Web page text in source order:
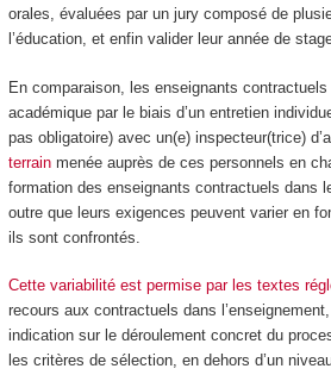
orales, évaluées par un jury composé de
l’éducation, et enfin valider leur année de
En comparaison, les enseignants
académique par le biais d’un entretien
pas obligatoire) avec un(e) inspecteur(trice)
terrainmenée auprès de ces personnels en
formation des enseignants contractuels dans
outre que leurs exigences peuvent varier en
ils sont confrontés.
Cette variabilité est permise par les textes
recours aux contractuels dans
indication sur le déroulement concret du
les critères de sélection, en dehors d’un